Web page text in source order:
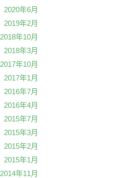
2020年6月
2019年2月
2018年10月
2018年3月
2017年10月
2017年1月
2016年7月
2016年4月
2015年7月
2015年3月
2015年2月
2015年1月
2014年11月